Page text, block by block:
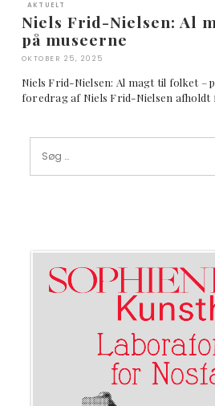
AKTUELT
Niels Frid-Nielsen: Al
på museerne
OKTOBER 25, 2025
Niels Frid-Nielsen: Al magt til
foredrag af Niels Frid-Nielsen